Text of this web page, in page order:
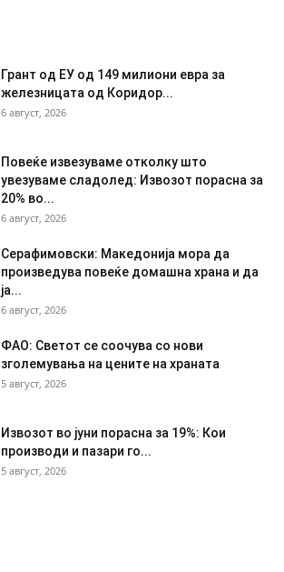
Грант од ЕУ од 149 милиони евра за
железницата од Коридор...
6 август, 2026
Повеќе извезуваме отколку што
увезуваме сладолед: Извозот порасна за
20% во...
6 август, 2026
Серафимовски: Македонија мора да
произведува повеќе домашна храна и да
ја...
6 август, 2026
ФАО: Светот се соочува со нови
зголемувања на цените на храната
5 август, 2026
Извозот во јуни порасна за 19%: Кои
производи и пазари го...
5 август, 2026